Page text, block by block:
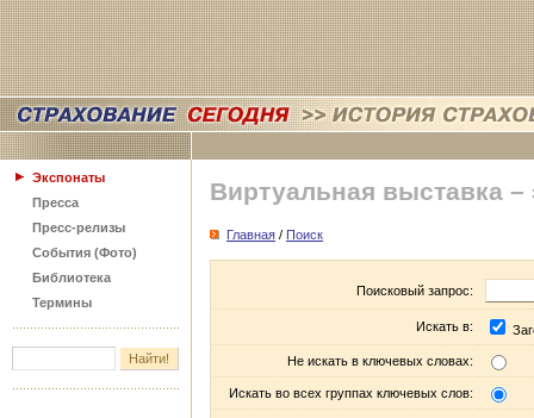
Экспонаты
Пресса
Пресс-релизы
События (Фото)
Библиотека
Термины
Виртуальная выставка –
Главная / Поиск
Поисковый запрос:
Искать в:
Не искать в ключевых словах:
Искать во всех группах ключевых слов: